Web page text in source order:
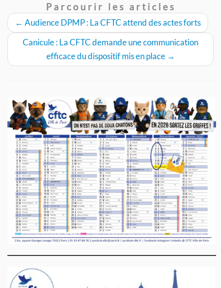
Parcourir les articles
← Audience DPMP : La CFTC attend des actes forts
Canicule : La CFTC demande une communication
efficace du dispositif mis en place →